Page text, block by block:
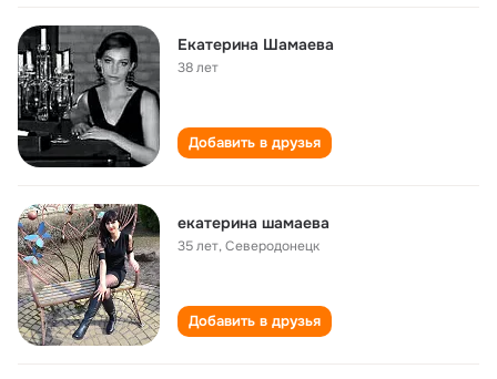
Екатерина Шамаева
38 лет
Добавить в друзья
екатерина шамаева
35 лет,Северодонецк
Добавить в друзья